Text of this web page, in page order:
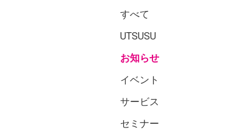
すべて
UTSUSU
お知らせ
イベント
サービス
セミナー